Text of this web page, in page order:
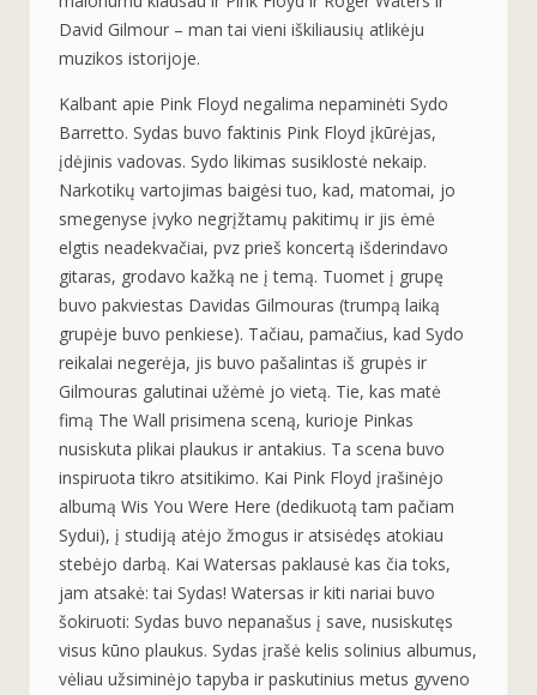
David Gilmour – man tai vieni iškiliausių atlikėju
muzikos istorijoje.
Kalbant apie Pink Floyd negalima nepaminėti Sydo
Barretto. Sydas buvo faktinis Pink Floyd įkūrėjas,
įdėjinis vadovas. Sydo likimas susiklostė nekaip.
Narkotikų vartojimas baigėsi tuo, kad, matomai, jo
smegenyse įvyko negrįžtamų pakitimų ir jis ėmė
elgtis neadekvačiai, pvz prieš koncertą išderindavo
gitaras, grodavo kažką ne į temą. Tuomet į grupę
buvo pakviestas Davidas Gilmouras (trumpą laiką
grupėje buvo penkiese). Tačiau, pamačius, kad Sydo
reikalai negerėja, jis buvo pašalintas iš grupės ir
Gilmouras galutinai užėmė jo vietą. Tie, kas matė
fimą The Wall prisimena sceną, kurioje Pinkas
nusiskuta plikai plaukus ir antakius. Ta scena buvo
inspiruota tikro atsitikimo. Kai Pink Floyd įrašinėjo
albumą Wis You Were Here (dedikuotą tam pačiam
Sydui), į studiją atėjo žmogus ir atsisėdęs atokiau
stebėjo darbą. Kai Watersas paklausė kas čia toks,
jam atsakė: tai Sydas! Watersas ir kiti nariai buvo
šokiruoti: Sydas buvo nepanašus į save, nusiskutęs
visus kūno plaukus. Sydas įrašė kelis solinius albumus,
vėliau užsiminėjo tapyba ir paskutinius metus gyveno